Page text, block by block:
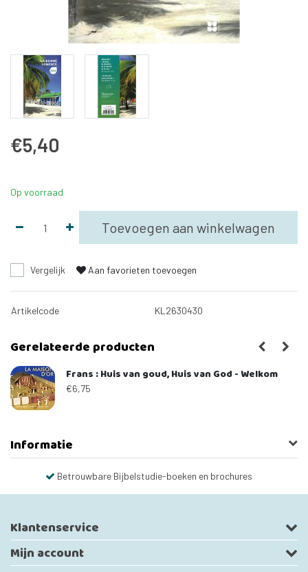
€5,40
Op voorraad
Toevoegen aan winkelwagen
Vergelijk Aan favorieten toevoegen
Artikelcode KL2630430
Gerelateerde producten
Frans : Huis van goud, Huis van God - Welkom
€6,75
Informatie
Betrouwbare Bijbelstudie-boeken en brochures
Klantenservice
Mijn account